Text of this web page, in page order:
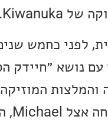
שנים,
הסטריאו״
זו הייתה
תקופת פריחה אצל Michael, היה נדמה